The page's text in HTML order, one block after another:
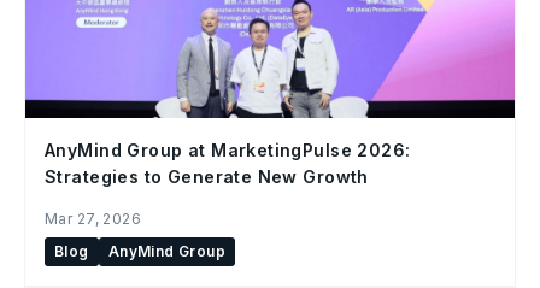
AnyMind Group at MarketingPulse 2026:
Strategies to Generate New Growth
Mar 27, 2026
Blog
AnyMind Group